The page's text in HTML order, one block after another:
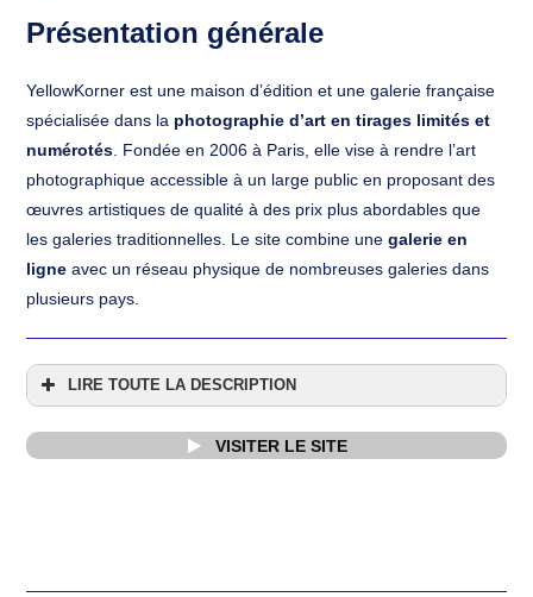
3.50
sur 5
sur
notation
s client
Présentation générale
YellowKorner est une maison d’édition et une galerie française
spécialisée dans la photographie d’art en tirages limités et
numérotés. Fondée en 2006 à Paris, elle vise à rendre l’art
photographique accessible à un large public en proposant des
œuvres artistiques de qualité à des prix plus abordables que
les galeries traditionnelles. Le site combine unegalerie en
ligne avec un réseau physique de nombreuses galeries dans
plusieurs pays.
LIRE TOUTE LA DESCRIPTION
VISITER LE SITE